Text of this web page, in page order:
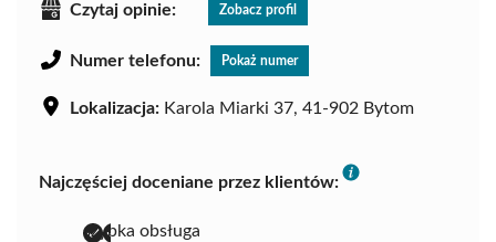
Czytaj opinie: Zobacz profil
Numer telefonu: Pokaż numer
Lokalizacja: Karola Miarki 37, 41-902 Bytom
Najczęściej doceniane przez klientów:
szybka obsługa